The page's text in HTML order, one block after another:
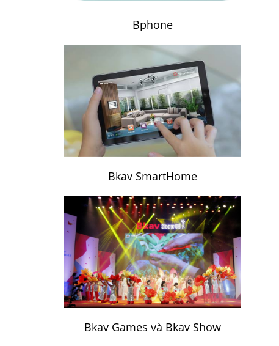
Bphone
Bkav SmartHome
Bkav Games và Bkav Show